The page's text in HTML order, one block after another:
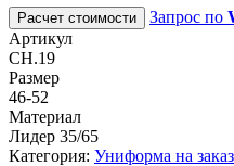
Расчет стоимости Запрос по
Артикул
CH.19
Размер
46-52
Материал
Лидер 35/65
Категория: Униформа на заказ